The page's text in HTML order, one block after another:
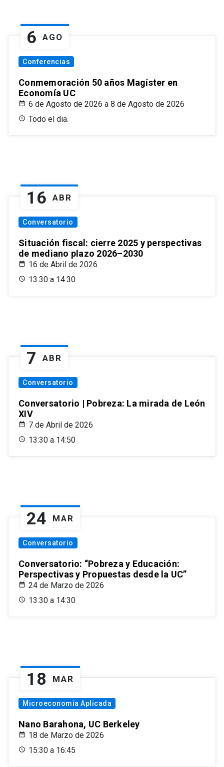
6 AGO
Conferencias
Conmemoración 50 años Magíster en
Economía UC
6 de Agosto de 2026 a 8 de Agosto de 2026
Todo el dia.
16 ABR
Conversatorio
Situación fiscal: cierre 2025 y perspectivas
de mediano plazo 2026–2030
16 de Abril de 2026
13:30 a 14:30
7 ABR
Conversatorio
Conversatorio | Pobreza: La mirada de León
XIV
7 de Abril de 2026
13:30 a 14:50
24 MAR
Conversatorio
Conversatorio: “Pobreza y Educación:
Perspectivas y Propuestas desde la UC”
24 de Marzo de 2026
13:30 a 14:30
18 MAR
Microeconomía Aplicada
Nano Barahona, UC Berkeley
18 de Marzo de 2026
15:30 a 16:45